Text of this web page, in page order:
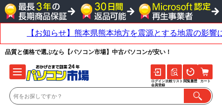
品質と価格で選ぶなら【パソコン市場】中古パソコンが安い！
ログイン
会員登録
比較リスト 閲覧履歴 カート